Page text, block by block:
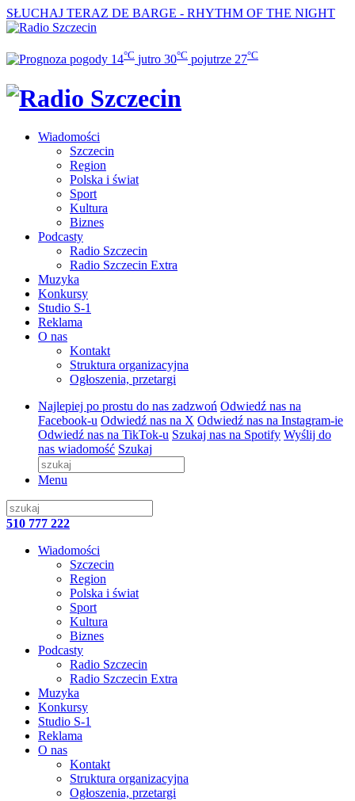
SŁUCHAJ TERAZ DE BARGE - RHYTHM OF THE NIGHT
14°C jutro 30°C pojutrze 27°C
Wiadomości
Szczecin
Region
Polska i świat
Sport
Kultura
Biznes
Podcasty
Radio Szczecin
Radio Szczecin Extra
Muzyka
Konkursy
Studio S-1
Reklama
O nas
Kontakt
Struktura organizacyjna
Ogłoszenia, przetargi
Najlepiej po prostu do nas zadzwoń Odwiedź nas na
Facebook-u Odwiedź nas na X Odwiedź nas na Instagram-ie
Odwiedź nas na TikTok-u Szukaj nas na Spotify Wyślij do
nas wiadomość Szukaj
Menu
510 777 222
Wiadomości
Szczecin
Region
Polska i świat
Sport
Kultura
Biznes
Podcasty
Radio Szczecin
Radio Szczecin Extra
Muzyka
Konkursy
Studio S-1
Reklama
O nas
Kontakt
Struktura organizacyjna
Ogłoszenia, przetargi